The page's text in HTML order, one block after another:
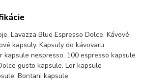
Lavazza Blue Espresso Dolce. Kávové
kapsuly. Kapsuly do kávovaru.
kapsule nespresso. 100 espresso kapsule
gusto kapsule. Lor kapsule
Bontani kapsule